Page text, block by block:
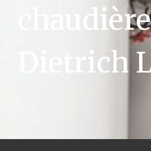
Dietrich